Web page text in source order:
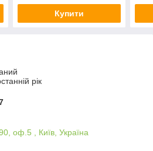
Купити
рік
оф.5 , Київ, Україна